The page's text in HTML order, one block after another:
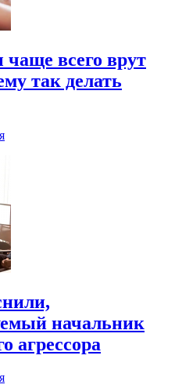
всего врут
так делать
начальник
агрессора